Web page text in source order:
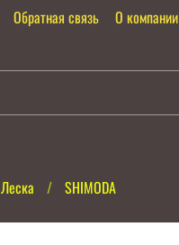
Обратная связь О компании
Леска SHIMODA